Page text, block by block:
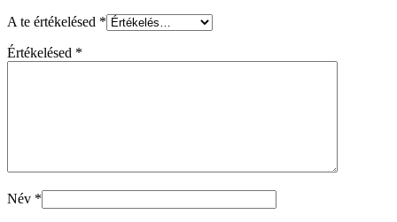
A te értékelésed *
Értékelésed *
Név *